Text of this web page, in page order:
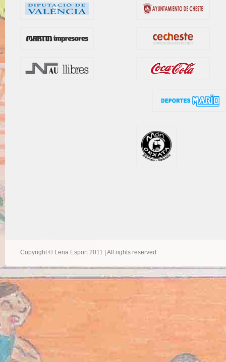
Copyright © Lena Esport 2011 | All rights reserved